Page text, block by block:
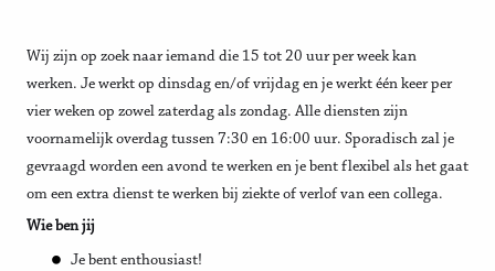
Wij zijn op zoek naar iemand die 15 tot 20 uur per week kan
werken. Je werkt op dinsdag en/of vrijdag en je werkt één keer per
vier weken op zowel zaterdag als zondag. Alle diensten zijn
voornamelijk overdag tussen 7:30 en 16:00 uur. Sporadisch zal je
gevraagd worden een avond te werken en je bent flexibel als het gaat
om een extra dienst te werken bij ziekte of verlof van een collega.
Wie ben jij
Je bent enthousiast!